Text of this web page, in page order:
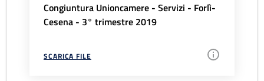
Congiuntura Unioncamere - Servizi - Forlì-
Cesena - 3° trimestre 2019
SCARICA FILE